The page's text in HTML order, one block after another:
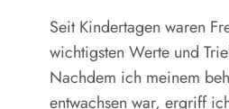
Seit Kindertagen waren
wichtigsten Werte und
Nachdem ich meinem
entwachsen war, ergriff